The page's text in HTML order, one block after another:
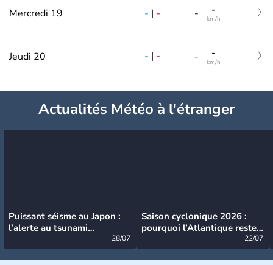
Mercredi 19 - | - - -
km/h
Jeudi 20 - | - - -
km/h
Actualités Météo à l'étranger
Puissant séisme au Japon :
l’alerte au tsunami
28/07
Saison cyclonique 2026 :
pourquoi l’Atlantique reste
22/07